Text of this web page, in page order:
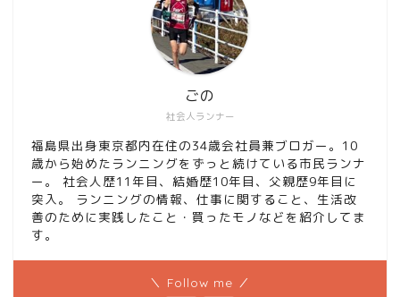
社会人ランナー
ごの
福島県出身東京都内在住の34歳会社員兼ブロガー。10
歳から始めたランニングをずっと続けている市民ランナ
ー。 社会人歴11年目、結婚歴10年目、父親歴9年目に
突入。 ランニングの情報、仕事に関すること、生活改
善のために実践したこと・買ったモノなどを紹介してま
す。
＼ Follow me ／